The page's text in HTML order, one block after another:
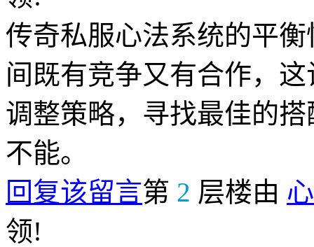
传奇私服心法系统的平
间既有竞争又有合作，
调整策略，寻找最佳的
不能。
回复该留言第 2 层楼由
领!